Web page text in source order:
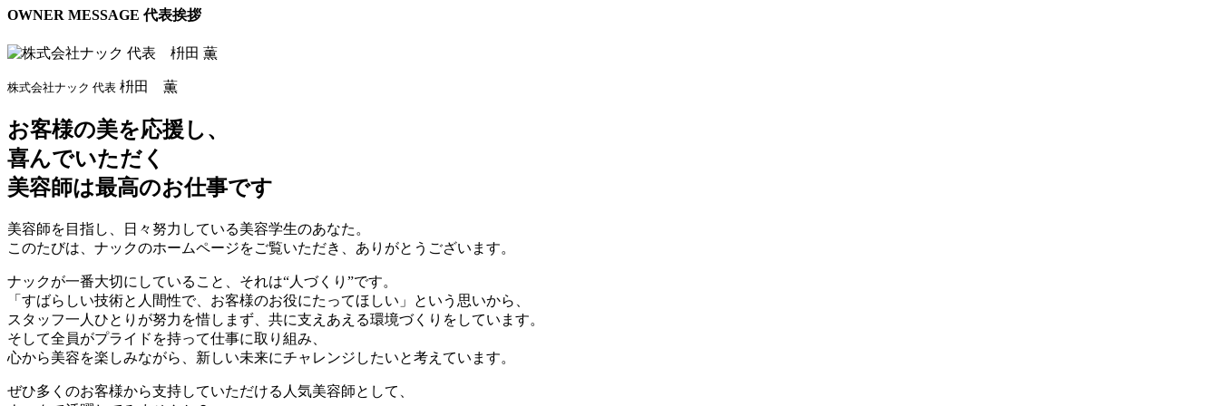
OWNER MESSAGE 代表挨拶
株式会社ナック 代表 枡田 薫
お客様の美を応援し、
喜んでいただく
美容師は最高のお仕事です
美容師を目指し、日々努力している美容学生のあなた。
このたびは、ナックのホームページをご覧いただき、ありがとうございます。
ナックが一番大切にしていること、それは“人づくり”です。
「すばらしい技術と人間性で、お客様のお役にたってほしい」という思いから、
スタッフ一人ひとりが努力を惜しまず、共に支えあえる環境づくりをしています。
そして全員がプライドを持って仕事に取り組み、
心から美容を楽しみながら、新しい未来にチャレンジしたいと考えています。
ぜひ多くのお客様から支持していただける人気美容師として、